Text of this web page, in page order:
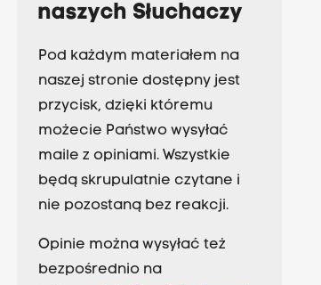
naszych Słuchaczy
Pod każdym materiałem na
naszej stronie dostępny jest
przycisk, dzięki któremu
możecie Państwo wysyłać
maile z opiniami. Wszystkie
będą skrupulatnie czytane i
nie pozostaną bez reakcji.
Opinie można wysyłać też
bezpośrednio na